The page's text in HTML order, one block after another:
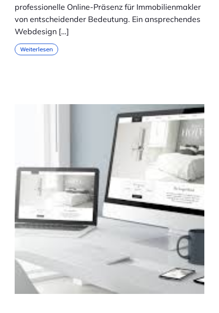
professionelle Online-Präsenz für Immobilienmakler
von entscheidender Bedeutung. Ein ansprechendes
Webdesign […]
Weiterlesen